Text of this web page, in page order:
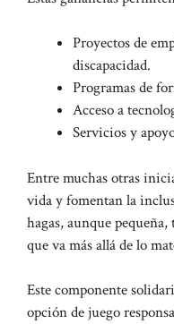
Proyectos de
discapacidad.
Programas de
Acceso a
Servicios y
Entre muchas otras
vida y fomentan la
hagas, aunque
que va más allá de lo
Este componente
opción de juego